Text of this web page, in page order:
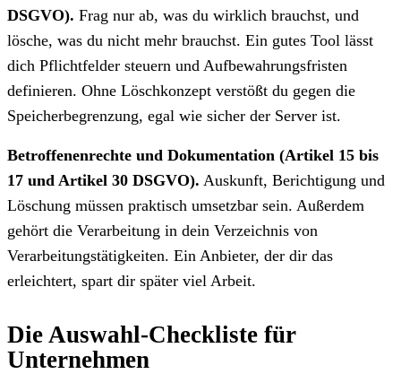
DSGVO). Frag nur ab, was du wirklich brauchst, und
lösche, was du nicht mehr brauchst. Ein gutes Tool lässt
dich Pflichtfelder steuern und Aufbewahrungsfristen
definieren. Ohne Löschkonzept verstößt du gegen die
Speicherbegrenzung, egal wie sicher der Server ist.
Betroffenenrechte und Dokumentation (Artikel 15 bis
17 und Artikel 30 DSGVO). Auskunft, Berichtigung und
Löschung müssen praktisch umsetzbar sein. Außerdem
gehört die Verarbeitung in dein Verzeichnis von
Verarbeitungstätigkeiten. Ein Anbieter, der dir das
erleichtert, spart dir später viel Arbeit.
Die Auswahl-Checkliste für
Unternehmen